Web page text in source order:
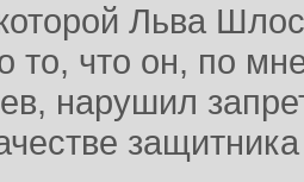
Льва
то, что он, по
нарушил